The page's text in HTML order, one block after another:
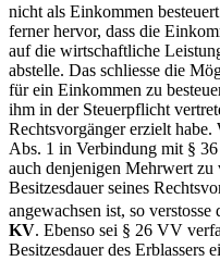
nicht als Einkommen
ferner hervor, dass die
auf die wirtschaftliche
abstelle. Das schliesse die
für ein Einkommen zu
ihm in der Steuerpflicht
Rechtsvorgänger erzielt
Abs. 1 in Verbindung mit §
auch denjenigen Mehrwert zu
Besitzesdauer seines
angewachsen ist, so
KV. Ebenso sei § 26 VV
Besitzesdauer des Erblassers